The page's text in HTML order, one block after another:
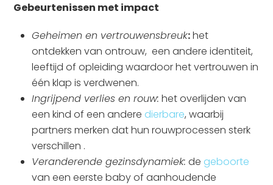
Gebeurtenissen met impact
Geheimen en vertrouwensbreuk:het
ontdekken van ontrouw, een andere identiteit,
leeftijd of opleiding waardoor het vertrouwen in
één klap is verdwenen.
Ingrijpend verlies en rouw: het overlijden van
een kind of een andere dierbare, waarbij
partners merken dat hun rouwprocessen sterk
verschillen .
Veranderende gezinsdynamiek: de geboorte
van een eerste baby of aanhoudende